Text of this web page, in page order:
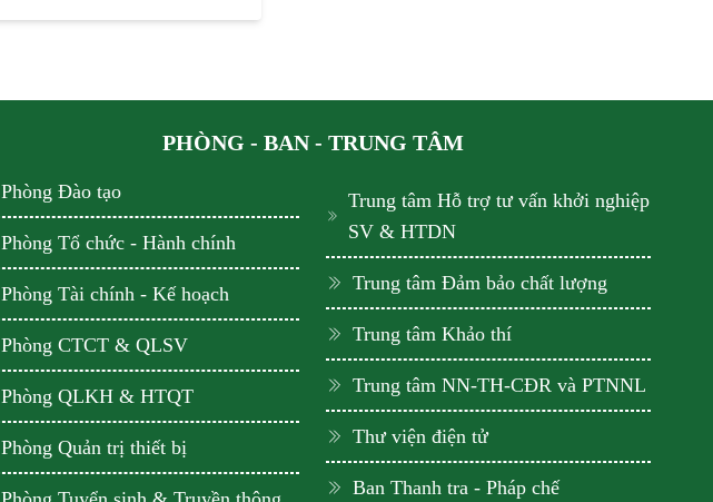
PHÒNG - BAN - TRUNG TÂM
Phòng Đào tạo
Phòng Tổ chức - Hành chính
Phòng Tài chính - Kế hoạch
Phòng CTCT & QLSV
Phòng QLKH & HTQT
Phòng Quản trị thiết bị
Trung tâm Hỗ trợ tư vấn khởi nghiệp
SV & HTDN
Trung tâm Đảm bảo chất lượng
Trung tâm Khảo thí
Trung tâm NN-TH-CĐR và PTNNL
Thư viện điện tử
Ban Thanh tra - Pháp chế